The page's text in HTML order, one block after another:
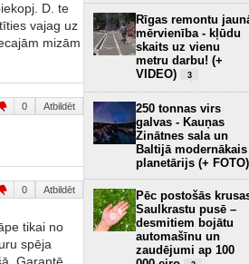
D. te
vajag uz
mizām
0 Atbildēt
0 Atbildēt
tikai no
spēja
Rīgas remontu
mērvienība - kļūdu
skaits uz vienu
metru darbu! (+
VIDEO)
3
250 tonnas virs
galvas - Kauņas
Zinātnes sala un
Baltijā modernākais
planetārijs (+ FOTO)
Pēc postošās
Saulkrastu pusē –
desmitiem bojātu
automašīnu un
zaudējumi ap 100